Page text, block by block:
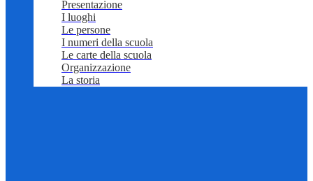
Presentazione
I luoghi
Le persone
I numeri della scuola
Le carte della scuola
Organizzazione
La storia